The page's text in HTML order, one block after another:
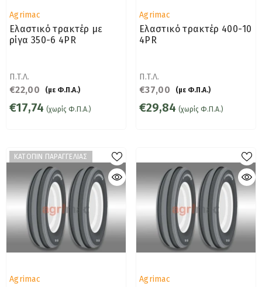
Προμηθευτής:
Agrimac
Ελαστικό τρακτέρ με
ρίγα 350-6 4PR
Π.Τ.Λ.
€22,00 (με Φ.Π.Α.)
€17,74 (χωρίς Φ.Π.Α.)
Προμηθευτής:
Agrimac
Ελαστικό τρακτέρ 400-10
4PR
Π.Τ.Λ.
€37,00 (με Φ.Π.Α.)
€29,84 (χωρίς Φ.Π.Α.)
ΚΑΤΟΠΙΝ ΠΑΡΑΓΓΕΛΙΑΣ
Προμηθευτής:
Agrimac Προμηθευτής:
Agrimac